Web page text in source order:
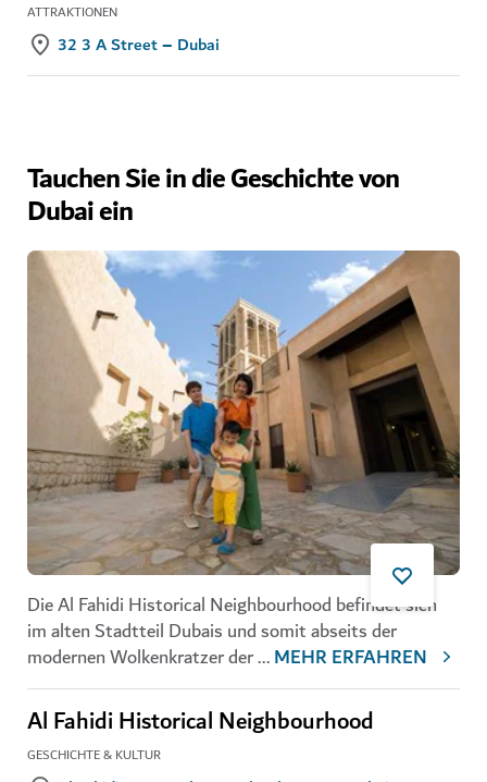
ATTRAKTIONEN
32 3 A Street – Dubai
Tauchen Sie in die Geschichte von
Dubai ein
Die Al Fahidi Historical Neighbourhood befindet sich
im alten Stadtteil Dubais und somit abseits der
modernen Wolkenkratzer der...MEHR ERFAHREN
Al Fahidi Historical Neighbourhood
GESCHICHTE & KULTUR